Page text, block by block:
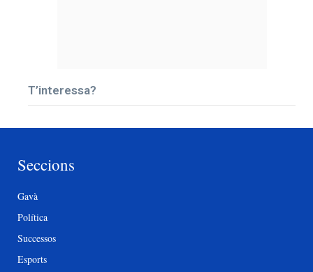
T’interessa?
Seccions
Gavà
Política
Successos
Esports